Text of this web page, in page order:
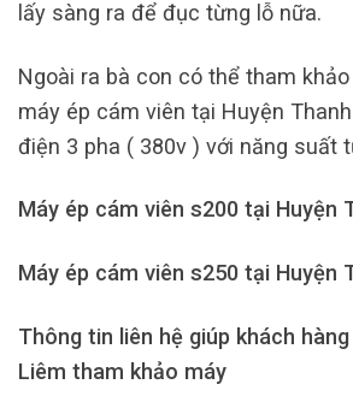
lấy sàng ra để đục từng lỗ nữa.
Ngoài ra bà con có thể tham
máy ép cám viên tại Huyện
điện 3 pha ( 380v ) với năng suất
Máy ép cám viên s200 tại Huyện
Máy ép cám viên s250 tại Huyện
Thông tin liên hệ giúp khách
Liêm tham khảo máy